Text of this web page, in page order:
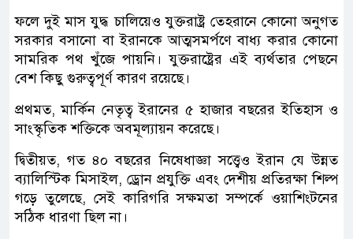
ফলে দুই মাস যুদ্ধ চালিয়েও যুক্তরাষ্ট্র তেহরানে কোনো অনুগত
সরকার বসানো বা ইরানকে আত্মসমর্পণে বাধ্য করার কোনো
সামরিক পথ খুঁজে পায়নি। যুক্তরাষ্ট্রের এই ব্যর্থতার পেছনে
বেশ কিছু গুরুত্বপূর্ণ কারণ রয়েছে।
প্রথমত, মার্কিন নেতৃত্ব ইরানের ৫ হাজার বছরের ইতিহাস ও
সাংস্কৃতিক শক্তিকে অবমূল্যায়ন করেছে।
দ্বিতীয়ত, গত ৪০ বছরের নিষেধাজ্ঞা সত্ত্বেও ইরান যে উন্নত
ব্যালিস্টিক মিসাইল, ড্রোন প্রযুক্তি এবং দেশীয় প্রতিরক্ষা শিল্প
গড়ে তুলেছে, সেই কারিগরি সক্ষমতা সম্পর্কে ওয়াশিংটনের
সঠিক ধারণা ছিল না।